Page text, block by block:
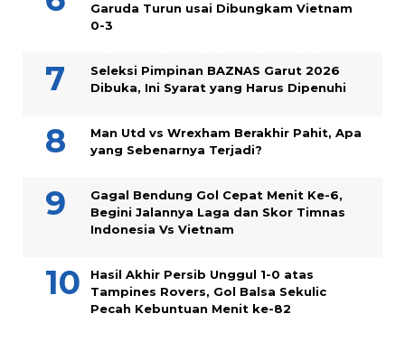
Garuda Turun usai Dibungkam Vietnam
0-3
Seleksi Pimpinan BAZNAS Garut 2026
Dibuka, Ini Syarat yang Harus Dipenuhi
Man Utd vs Wrexham Berakhir Pahit, Apa
yang Sebenarnya Terjadi?
Gagal Bendung Gol Cepat Menit Ke-6,
Begini Jalannya Laga dan Skor Timnas
Indonesia Vs Vietnam
Hasil Akhir Persib Unggul 1-0 atas
Tampines Rovers, Gol Balsa Sekulic
Pecah Kebuntuan Menit ke-82